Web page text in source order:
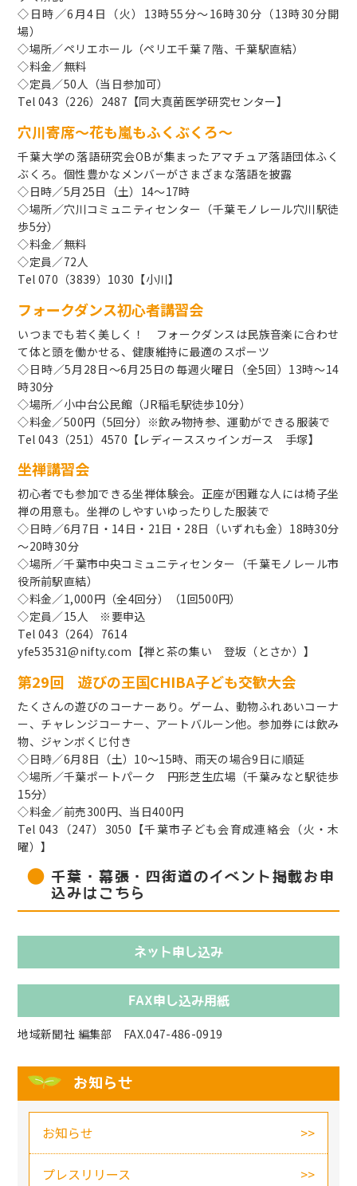
◇日時／6月4日（火）13時55分～16時30分（13時30分開
場）
◇場所／ペリエホール（ペリエ千葉７階、千葉駅直結）
◇料金／無料
◇定員／50人（当日参加可）
Tel 043（226）2487【同大真菌医学研究センター】
穴川寄席～花も嵐もふくぶくろ～
千葉大学の落語研究会OBが集まったアマチュア落語団体ふく
ぶくろ。個性豊かなメンバーがさまざまな落語を披露
◇日時／5月25日（土）14～17時
◇場所／穴川コミュニティセンター（千葉モノレール穴川駅徒
歩5分）
◇料金／無料
◇定員／72人
Tel 070（3839）1030【小川】
フォークダンス初心者講習会
いつまでも若く美しく！ フォークダンスは民族音楽に合わせ
て体と頭を働かせる、健康維持に最適のスポーツ
◇日時／5月28日～6月25日の毎週火曜日（全5回）13時～14
時30分
◇場所／小中台公民館（JR稲毛駅徒歩10分）
◇料金／500円（5回分）※飲み物持参、運動ができる服装で
Tel 043（251）4570【レディーススゥインガース 手塚】
坐禅講習会
初心者でも参加できる坐禅体験会。正座が困難な人には椅子坐
禅の用意も。坐禅のしやすいゆったりした服装で
◇日時／6月7日・14日・21日・28日（いずれも金）18時30分
～20時30分
◇場所／千葉市中央コミュニティセンター（千葉モノレール市
役所前駅直結）
◇料金／1,000円（全4回分）（1回500円）
◇定員／15人 ※要申込
Tel 043（264）7614
yfe53531@nifty.com【禅と茶の集い 登坂（とさか）】
第29回 遊びの王国CHIBA子ども交歓大会
たくさんの遊びのコーナーあり。ゲーム、動物ふれあいコーナ
ー、チャレンジコーナー、アートバルーン他。参加券には飲み
物、ジャンボくじ付き
◇日時／6月8日（土）10～15時、雨天の場合9日に順延
◇場所／千葉ポートパーク 円形芝生広場（千葉みなと駅徒歩
15分）
◇料金／前売300円、当日400円
Tel 043（247）3050【千葉市子ども会育成連絡会（火・木
曜）】
千葉・幕張・四街道のイベント掲載お申
込みはこちら
ネット申し込み
FAX申し込み用紙
地域新聞社 編集部 FAX.047-486-0919
お知らせ
お知らせ
プレスリリース